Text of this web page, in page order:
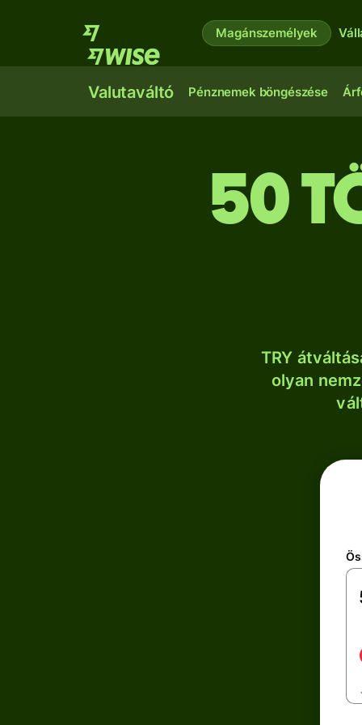
Magánszemélyek
Valutaváltó Pénznemek böngészése
50
TRY
olyan